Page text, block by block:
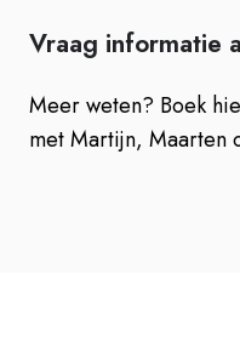
Vraag informatie
Meer weten? Boek
met Martijn, Maarten